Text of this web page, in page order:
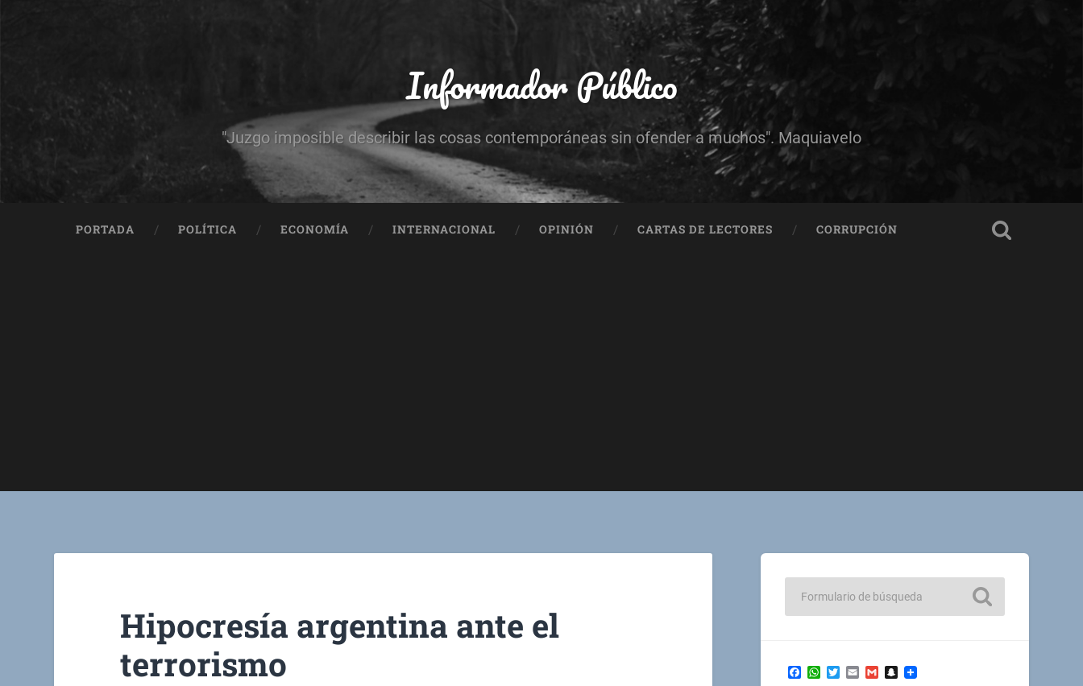
Informador Público
"Juzgo imposible describir las cosas contemporáneas sin ofender a muchos". Maquiavelo
PORTADA POLÍTICA ECONOMÍA INTERNACIONAL OPINIÓN CARTAS DE LECTORES CORRUPCIÓN
Hipocresía argentina ante el
terrorismo
Facebook
WhatsApp
TwitterEmailGmailSnapchat